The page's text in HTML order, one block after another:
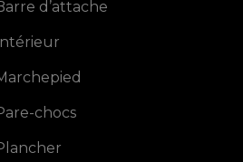
d’attache
chocs